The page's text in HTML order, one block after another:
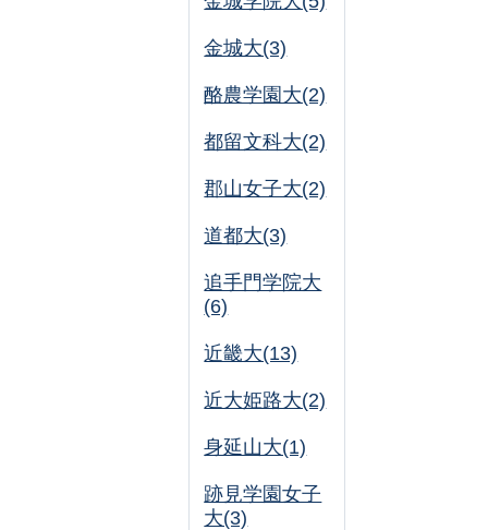
金城大(3)
酪農学園大(2)
都留文科大(2)
郡山女子大(2)
道都大(3)
追手門学院大
(6)
近畿大(13)
近大姫路大(2)
身延山大(1)
跡見学園女子
大(3)